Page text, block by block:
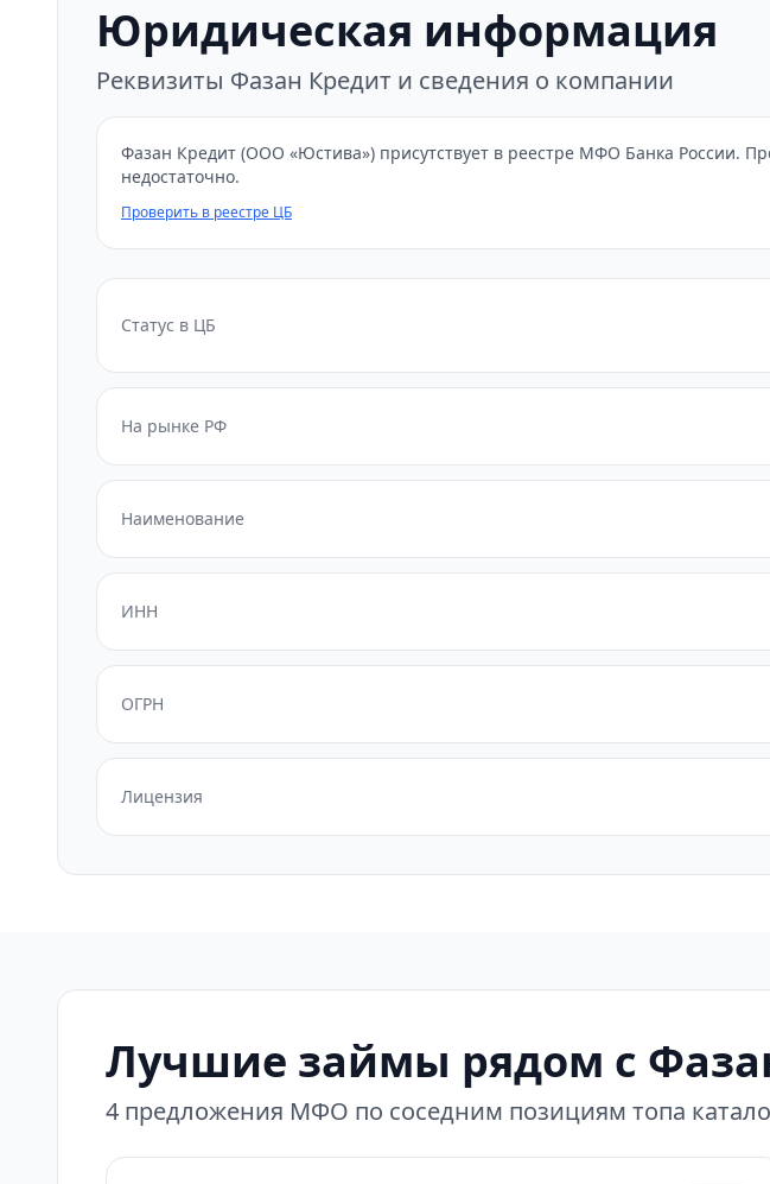
Юридическая информация
Реквизиты Фазан Кредит и сведения о компании
Фазан Кредит (ООО «Юстива») присутствует в реестре МФО Банка России.
недостаточно.
Проверить в реестре ЦБ
Статус в ЦБ
На рынке РФ
Наименование
ИНН
ОГРН
Лицензия
Лучшие займы рядом с
4 предложения МФО по соседним позициям топа